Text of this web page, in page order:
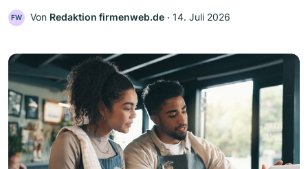
FW Von Redaktion firmenweb.de ‧ 14. Juli 2026